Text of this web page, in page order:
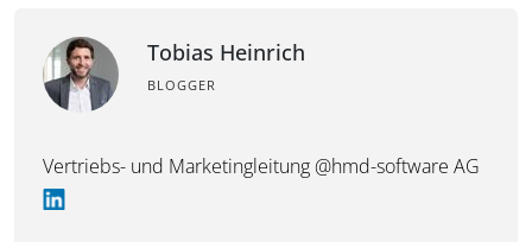
Tobias Heinrich
BLOGGER
Vertriebs- und Marketingleitung @hmd-software AG